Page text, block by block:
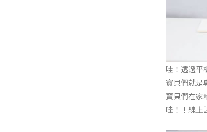
哇！透過平
寶貝們就是
寶貝們在家
哇！！線上